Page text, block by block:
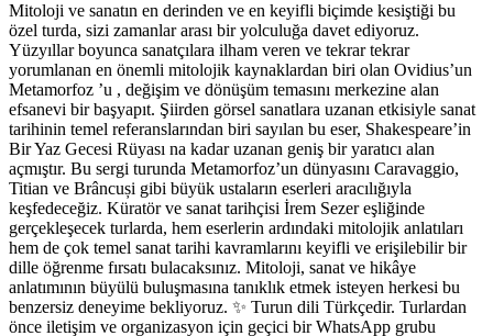
Mitoloji ve sanatın en derinden ve en keyifli biçimde kesiştiği bu
özel turda, sizi zamanlar arası bir yolculuğa davet ediyoruz.
Yüzyıllar boyunca sanatçılara ilham veren ve tekrar tekrar
yorumlanan en önemli mitolojik kaynaklardan biri olan Ovidius’un
Metamorfoz ’u , değişim ve dönüşüm temasını merkezine alan
efsanevi bir başyapıt. Şiirden görsel sanatlara uzanan etkisiyle sanat
tarihinin temel referanslarından biri sayılan bu eser, Shakespeare’in
Bir Yaz Gecesi Rüyası na kadar uzanan geniş bir yaratıcı alan
açmıştır. Bu sergi turunda Metamorfoz’un dünyasını Caravaggio,
Titian ve Brâncuși gibi büyük ustaların eserleri aracılığıyla
keşfedeceğiz. Küratör ve sanat tarihçisi İrem Sezer eşliğinde
gerçekleşecek turlarda, hem eserlerin ardındaki mitolojik anlatıları
hem de çok temel sanat tarihi kavramlarını keyifli ve erişilebilir bir
dille öğrenme fırsatı bulacaksınız. Mitoloji, sanat ve hikâye
anlatımının büyülü buluşmasına tanıklık etmek isteyen herkesi bu
benzersiz deneyime bekliyoruz. ✨ Turun dili Türkçedir. Turlardan
önce iletişim ve organizasyon için geçici bir WhatsApp grubu